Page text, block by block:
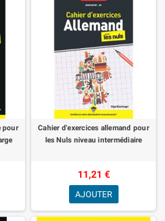
pour
Cahier d'exercices allemand pour
les Nuls niveau intermédiaire
11,21 €
AJOUTER